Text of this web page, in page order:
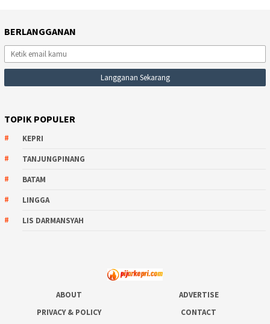
BERLANGGANAN
TOPIK POPULER
KEPRI
TANJUNGPINANG
BATAM
LINGGA
LIS DARMANSYAH
ABOUT
ADVERTISE
PRIVACY & POLICY
CONTACT